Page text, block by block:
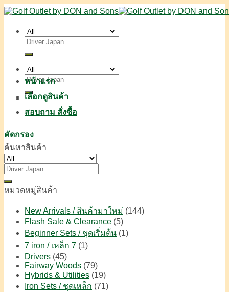
Skip
to
content
ค้นหา:
ค้นหา:
หน้าแรก
เลือกดูสินค้า
สอบถาม สั่งซื้อ
คัดกรอง
ค้นหาสินค้า
ค้นหา:
หมวดหมู่สินค้า
New Arrivals / สินค้ามาใหม่ (144)
Flash Sale & Clearance (5)
Beginner Sets / ชุดเริ่มต้น (1)
7 iron / เหล็ก 7 (1)
Drivers (45)
Fairway Woods (79)
Hybrids & Utilities (19)
Iron Sets / ชุดเหล็ก (71)